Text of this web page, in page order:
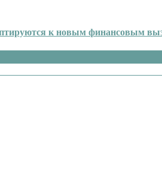
к новым финансовым